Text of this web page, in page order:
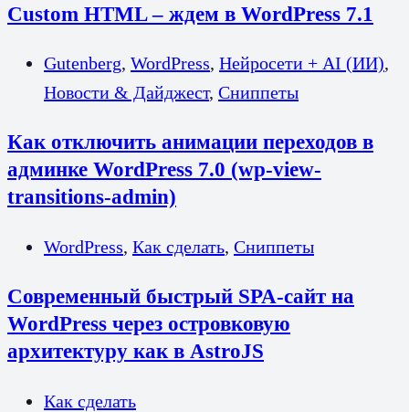
Custom HTML – ждем в WordPress 7.1
Gutenberg, WordPress, Нейросети + AI (ИИ),
Новости & Дайджест, Сниппеты
Как отключить анимации переходов в
админке WordPress 7.0 (wp-view-
transitions-admin)
WordPress, Как сделать, Сниппеты
Современный быстрый SPA-сайт на
WordPress через островковую
архитектуру как в AstroJS
Как сделать